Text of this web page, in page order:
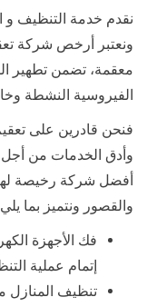
نقدم خدمة التنظيف و
ونعتبر أرخص شركة
معقمة، تضمن تطهير
الفيروسية النشطة
فنحن قادرين على
وأدق الخدمات من أجل
أفضل شركة رخيصة
والقصور ونتميز بما
فك الأجهزة
إتمام عملية
تنظيف المنازل